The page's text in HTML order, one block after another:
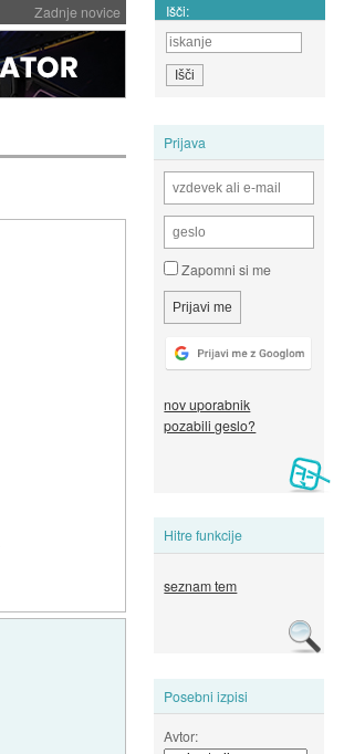
Zadnje novice Išči:
Prijava
Zapomni si me
nov uporabnik
pozabili geslo?
Hitre funkcije
seznam tem
Posebni izpisi
Avtor: